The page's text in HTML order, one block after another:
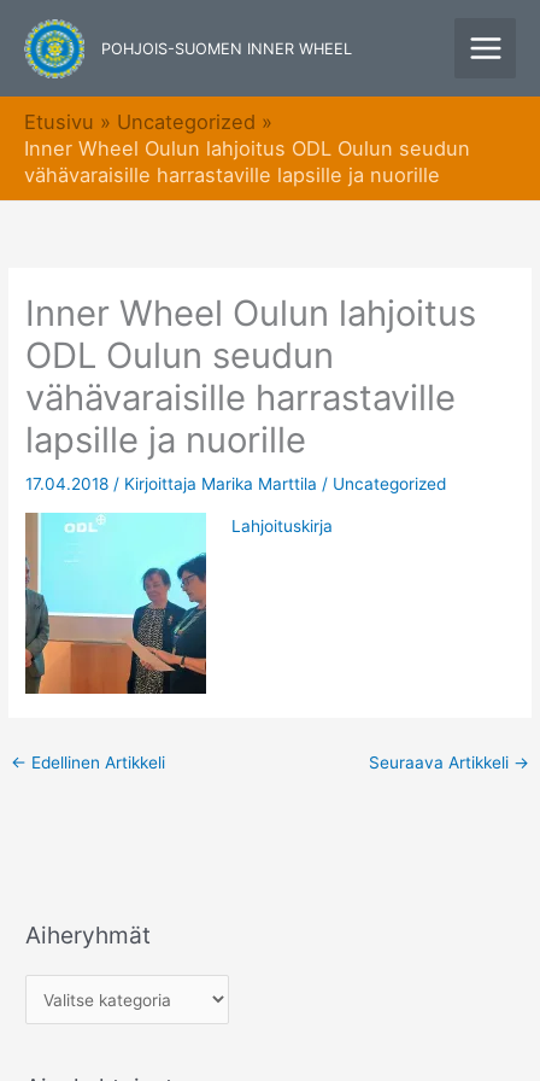
sisältöön
POHJOIS-SUOMEN INNER WHEEL
Etusivu
Uncategorized
Inner Wheel Oulun lahjoitus ODL Oulun seudun
vähävaraisille harrastaville lapsille ja nuorille
Inner Wheel Oulun lahjoitus
ODL Oulun seudun
vähävaraisille harrastaville
lapsille ja nuorille
17.04.2018/ Kirjoittaja Marika Marttila/ Uncategorized
Lahjoituskirja
← Edellinen Artikkeli Seuraava Artikkeli →
Aiheryhmät
A
e